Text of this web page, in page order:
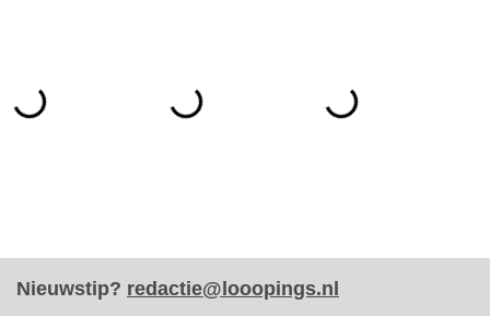
Nieuwstip? redactie@looopings.nl